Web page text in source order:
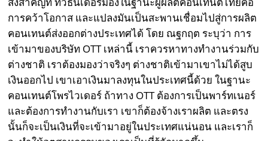
การคว้าโอกาส และแปลงมันเป็นสะพานเชื่อมไปสู่การผลิต
คอนเทนต์ส่งออกต่างประเทศได้ โดย ณฐกฤต ระบุว่า การ
เข้ามาของบริษัท OTT เหล่านี้ เราควรหาทางทำงานร่วมกับ
ต่างชาติ เราต้องมองว่าจริงๆ ต่างชาติเข้ามาเขาไม่ได้สูบ
เงินออกไป เขาเอาเงินมาลงทุนในประเทศนี้ด้วย ในฐานะ
คอนเทนต์โพรไวเดอร์ ถ้าทาง OTT ต้องการเป็นพาร์ทเนอร์
และต้องการทำงานกับเรา เขาก็ต้องจ้างเราผลิต และตรง
นั้นก็จะเป็นเงินที่จะเข้ามาอยู่ในประเทศแน่นอน และเราก็